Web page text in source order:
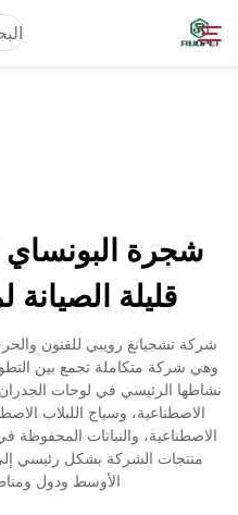
أخبار
تنزيل
الاتصال
شجرة البونساي
قليلة
وهي شركة متكاملة تجمع بين
نشاطها الرئيسي في لوحات
الاصطناعية، وسياج اللبلاب
الاصطناعية، والنباتات
منتجات الشركة بشكل رئيسي إلى
الأوسط ودول